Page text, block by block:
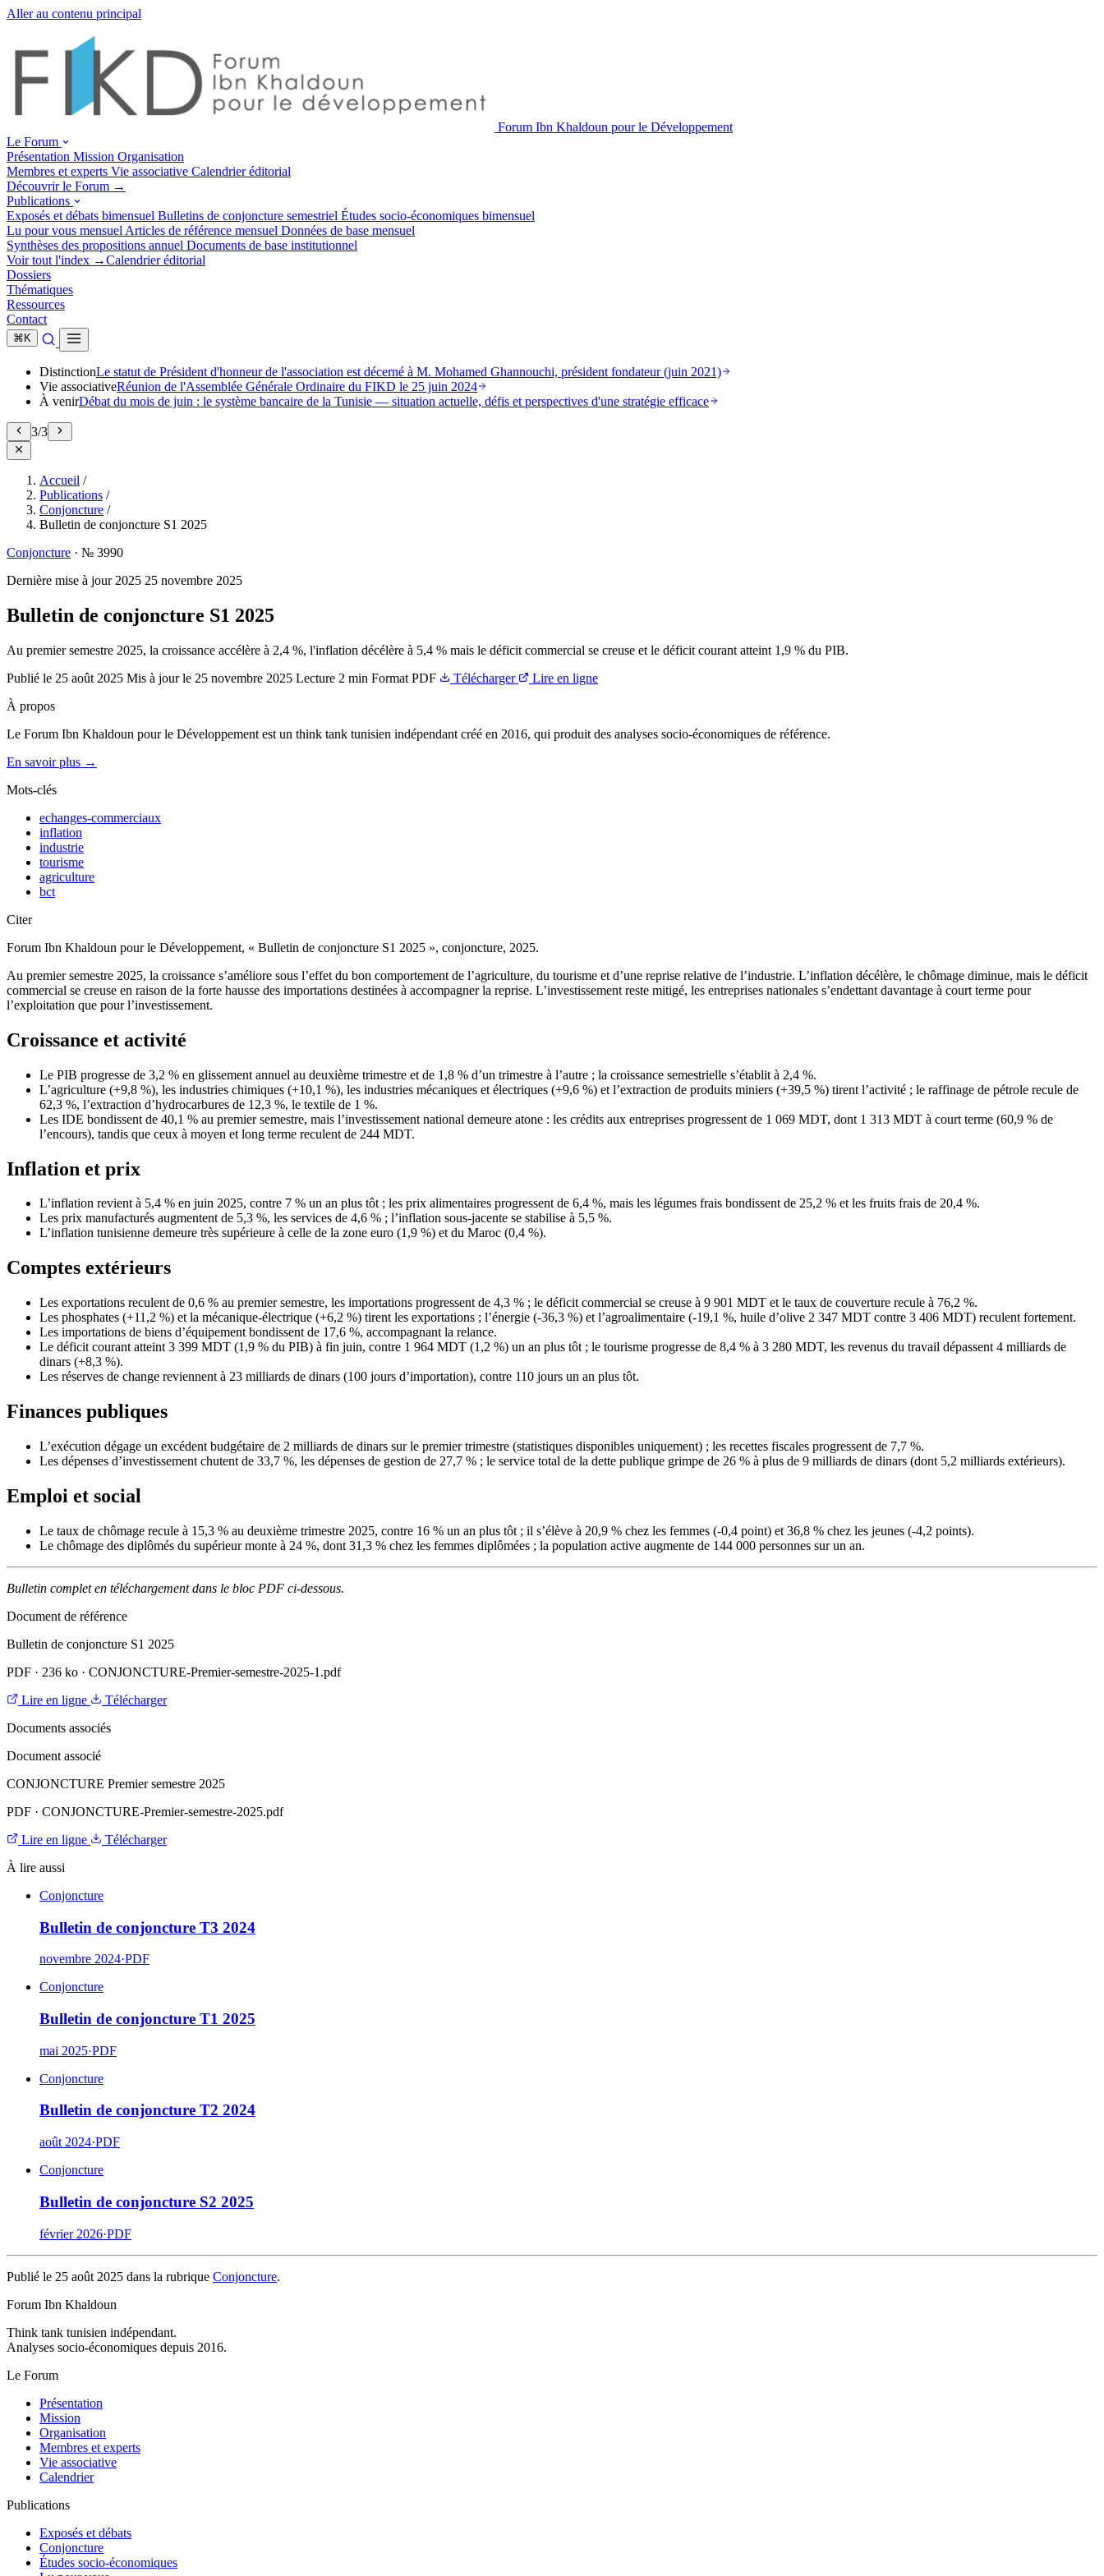
Aller au contenu principal
Forum Ibn Khaldoun pour le Développement
Le Forum
Présentation Mission Organisation
Membres et experts Vie associative Calendrier éditorial
Découvrir le Forum →
Publications
Exposés et débats bimensuel Bulletins de conjoncture semestriel Études socio-économiques bimensuel
Lu pour vous mensuel Articles de référence mensuel Données de base mensuel
Synthèses des propositions annuel Documents de base institutionnel
Voir tout l'index →Calendrier éditorial
Dossiers
Thématiques
Ressources
Contact
⌘ K
DistinctionLe statut de Président d'honneur de l'association est décerné à M. Mohamed Ghannouchi, président fondateur (juin 2021)
Vie associativeRéunion de l'Assemblée Générale Ordinaire du FIKD le 25 juin 2024
À venirDébat du mois de juin : le système bancaire de la Tunisie — situation actuelle, défis et perspectives d'une stratégie efficace
3/3
Accueil /
Publications /
Conjoncture /
Bulletin de conjoncture S1 2025
Conjoncture · № 3990
Dernière mise à jour 2025 25 novembre 2025
Bulletin de conjoncture S1 2025
Au premier semestre 2025, la croissance accélère à 2,4 %, l'inflation décélère à 5,4 % mais le déficit commercial se creuse et le déficit courant atteint 1,9 % du PIB.
Publié le 25 août 2025 Mis à jour le 25 novembre 2025 Lecture 2 min Format PDF Télécharger
Lire en ligne
À propos
Le Forum Ibn Khaldoun pour le Développement est un think tank tunisien indépendant créé en 2016, qui produit des analyses socio-économiques de référence.
En savoir plus →
Mots-clés
echanges-commerciaux
inflation
industrie
tourisme
agriculture
bct
Citer
Forum Ibn Khaldoun pour le Développement, « Bulletin de conjoncture S1 2025 », conjoncture, 2025.
Au premier semestre 2025, la croissance s’améliore sous l’effet du bon comportement de l’agriculture, du tourisme et d’une reprise relative de l’industrie. L’inflation décélère, le chômage diminue, mais le déficit
commercial se creuse en raison de la forte hausse des importations destinées à accompagner la reprise. L’investissement reste mitigé, les entreprises nationales s’endettant davantage à court terme pour
l’exploitation que pour l’investissement.
Croissance et activité
Le PIB progresse de 3,2 % en glissement annuel au deuxième trimestre et de 1,8 % d’un trimestre à l’autre ; la croissance semestrielle s’établit à 2,4 %.
L’agriculture (+9,8 %), les industries chimiques (+10,1 %), les industries mécaniques et électriques (+9,6 %) et l’extraction de produits miniers (+39,5 %) tirent l’activité ; le raffinage de pétrole recule de
62,3 %, l’extraction d’hydrocarbures de 12,3 %, le textile de 1 %.
Les IDE bondissent de 40,1 % au premier semestre, mais l’investissement national demeure atone : les crédits aux entreprises progressent de 1 069 MDT, dont 1 313 MDT à court terme (60,9 % de
l’encours), tandis que ceux à moyen et long terme reculent de 244 MDT.
Inflation et prix
L’inflation revient à 5,4 % en juin 2025, contre 7 % un an plus tôt ; les prix alimentaires progressent de 6,4 %, mais les légumes frais bondissent de 25,2 % et les fruits frais de 20,4 %.
Les prix manufacturés augmentent de 5,3 %, les services de 4,6 % ; l’inflation sous-jacente se stabilise à 5,5 %.
L’inflation tunisienne demeure très supérieure à celle de la zone euro (1,9 %) et du Maroc (0,4 %).
Comptes extérieurs
Les exportations reculent de 0,6 % au premier semestre, les importations progressent de 4,3 % ; le déficit commercial se creuse à 9 901 MDT et le taux de couverture recule à 76,2 %.
Les phosphates (+11,2 %) et la mécanique-électrique (+6,2 %) tirent les exportations ; l’énergie (-36,3 %) et l’agroalimentaire (-19,1 %, huile d’olive 2 347 MDT contre 3 406 MDT) reculent fortement.
Les importations de biens d’équipement bondissent de 17,6 %, accompagnant la relance.
Le déficit courant atteint 3 399 MDT (1,9 % du PIB) à fin juin, contre 1 964 MDT (1,2 %) un an plus tôt ; le tourisme progresse de 8,4 % à 3 280 MDT, les revenus du travail dépassent 4 milliards de
dinars (+8,3 %).
Les réserves de change reviennent à 23 milliards de dinars (100 jours d’importation), contre 110 jours un an plus tôt.
Finances publiques
L’exécution dégage un excédent budgétaire de 2 milliards de dinars sur le premier trimestre (statistiques disponibles uniquement) ; les recettes fiscales progressent de 7,7 %.
Les dépenses d’investissement chutent de 33,7 %, les dépenses de gestion de 27,7 % ; le service total de la dette publique grimpe de 26 % à plus de 9 milliards de dinars (dont 5,2 milliards extérieurs).
Emploi et social
Le taux de chômage recule à 15,3 % au deuxième trimestre 2025, contre 16 % un an plus tôt ; il s’élève à 20,9 % chez les femmes (-0,4 point) et 36,8 % chez les jeunes (-4,2 points).
Le chômage des diplômés du supérieur monte à 24 %, dont 31,3 % chez les femmes diplômées ; la population active augmente de 144 000 personnes sur un an.
Bulletin complet en téléchargement dans le bloc PDF ci-dessous.
Document de référence
Bulletin de conjoncture S1 2025
PDF · 236 ko · CONJONCTURE-Premier-semestre-2025-1.pdf
Lire en ligne
Télécharger
Documents associés
Document associé
CONJONCTURE Premier semestre 2025
PDF · CONJONCTURE-Premier-semestre-2025.pdf
Lire en ligne
Télécharger
À lire aussi
Conjoncture
Bulletin de conjoncture T3 2024
novembre 2024·PDF
Conjoncture
Bulletin de conjoncture T1 2025
mai 2025·PDF
Conjoncture
Bulletin de conjoncture T2 2024
août 2024·PDF
Conjoncture
Bulletin de conjoncture S2 2025
février 2026·PDF
Publié le 25 août 2025 dans la rubrique Conjoncture.
Forum Ibn Khaldoun
Think tank tunisien indépendant.
Analyses socio-économiques depuis 2016.
Le Forum
Présentation
Mission
Organisation
Membres et experts
Vie associative
Calendrier
Publications
Exposés et débats
Conjoncture
Études socio-économiques